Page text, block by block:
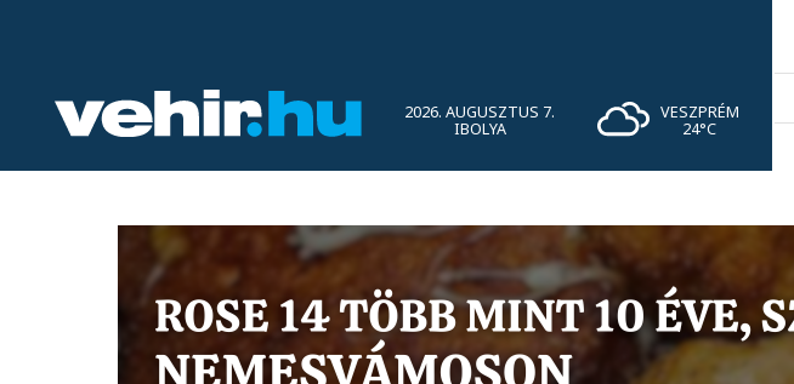
2026. AUGUSZTUS 7.
IBOLYA
VESZPRÉM
24°C